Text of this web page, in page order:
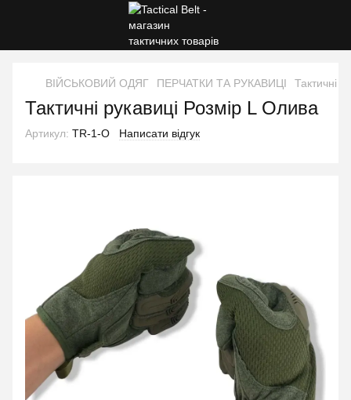
ВІЙСЬКОВИЙ ОДЯГ ПЕРЧАТКИ ТА РУКАВИЦІ Тактичні
Тактичні рукавиці Розмір L Олива
Артикул: TR-1-O Написати відгук